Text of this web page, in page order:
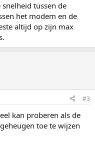
tussen de
het modem en de
altijd op zijn max
#3
kan proberen als de
toe te wijzen